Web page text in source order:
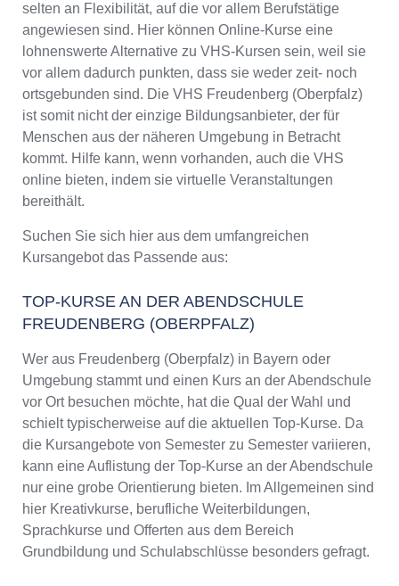
selten an Flexibilität, auf die vor allem Berufstätige
angewiesen sind. Hier können Online-Kurse eine
lohnenswerte Alternative zu VHS-Kursen sein, weil sie
vor allem dadurch punkten, dass sie weder zeit- noch
ortsgebunden sind. Die VHS Freudenberg (Oberpfalz)
ist somit nicht der einzige Bildungsanbieter, der für
Menschen aus der näheren Umgebung in Betracht
kommt. Hilfe kann, wenn vorhanden, auch die VHS
online bieten, indem sie virtuelle Veranstaltungen
bereithält.
Suchen Sie sich hier aus dem umfangreichen
Kursangebot das Passende aus:
TOP-KURSE AN DER ABENDSCHULE
FREUDENBERG (OBERPFALZ)
Wer aus Freudenberg (Oberpfalz) in Bayern oder
Umgebung stammt und einen Kurs an der Abendschule
vor Ort besuchen möchte, hat die Qual der Wahl und
schielt typischerweise auf die aktuellen Top-Kurse. Da
die Kursangebote von Semester zu Semester variieren,
kann eine Auflistung der Top-Kurse an der Abendschule
nur eine grobe Orientierung bieten. Im Allgemeinen sind
hier Kreativkurse, berufliche Weiterbildungen,
Sprachkurse und Offerten aus dem Bereich
Grundbildung und Schulabschlüsse besonders gefragt.